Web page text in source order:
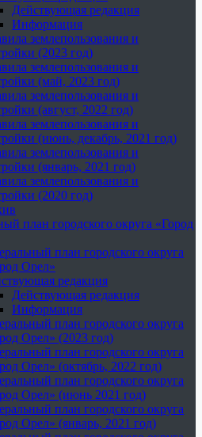
Действующая редакция
Информация
землепользования и
(2023 год)
землепользования и
(май, 2023 год)
землепользования и
(август, 2022 год)
землепользования и
(июнь, декабрь, 2021 год)
землепользования и
(январь, 2021 год)
землепользования и
(2020 год)
план городского округа «Город
план городского округа
Орел»
редакция
Действующая редакция
Информация
план городского округа
Орел» (2023 год)
план городского округа
Орел» (октябрь, 2022 год)
план городского округа
Орел» (июнь 2021 год)
план городского округа
Орел» (январь, 2021 год)